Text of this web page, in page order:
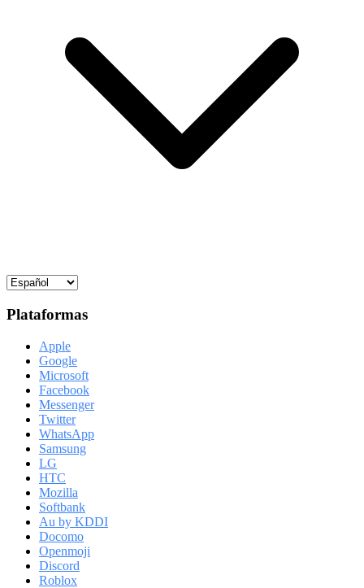
Plataformas
Apple
Google
Microsoft
Facebook
Messenger
Twitter
WhatsApp
Samsung
LG
HTC
Mozilla
Softbank
Au by KDDI
Docomo
Openmoji
Discord
Roblox